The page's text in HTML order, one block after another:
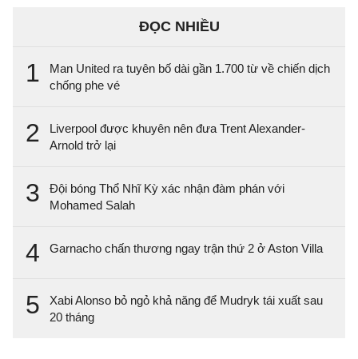
ĐỌC NHIỀU
1
Man United ra tuyên bố dài gần 1.700 từ về chiến dịch
chống phe vé
2
Liverpool được khuyên nên đưa Trent Alexander-
Arnold trở lại
3
Đội bóng Thổ Nhĩ Kỳ xác nhận đàm phán với
Mohamed Salah
4 Garnacho chấn thương ngay trận thứ 2 ở Aston Villa
5
Xabi Alonso bỏ ngỏ khả năng để Mudryk tái xuất sau
20 tháng